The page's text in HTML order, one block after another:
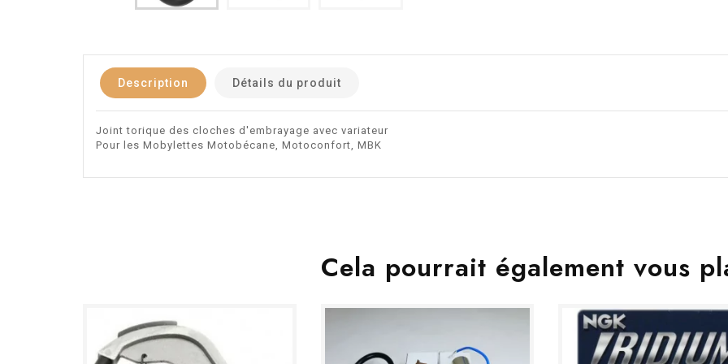
Description Détails du produit
Joint torique des cloches d'embrayage avec variateur
Pour les Mobylettes Motobécane, Motoconfort, MBK
Cela pourrait également vous